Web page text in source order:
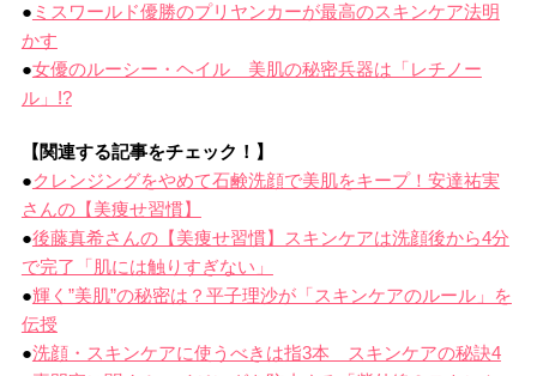
● ミスワールド優勝のプリヤンカーが最高のスキンケア法明
かす
●女優のルーシー・ヘイル 美肌の秘密兵器は「レチノー
ル」!?
【関連する記事をチェック！】
●クレンジングをやめて石鹸洗顔で美肌をキープ！安達祐実
さんの【美痩せ習慣】
●後藤真希さんの【美痩せ習慣】スキンケアは洗顔後から4分
で完了「肌には触りすぎない」
●輝く”美肌”の秘密は？平子理沙が「スキンケアのルール」を
伝授
●洗顔・スキンケアに使うべきは指3本 スキンケアの秘訣4